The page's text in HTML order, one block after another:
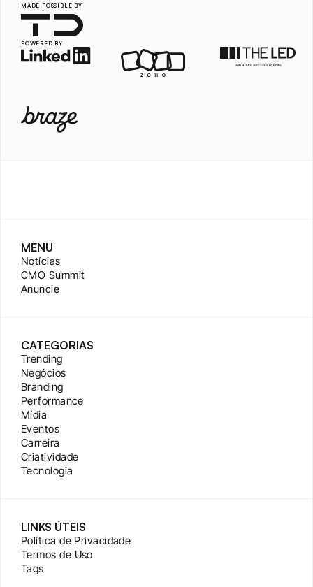
MADE POSSIBLE BY
POWERED BY
MENU
Notícias
CMO Summit
Anuncie
CATEGORIAS
Trending
Negócios
Branding
Performance
Mídia
Eventos
Carreira
Criatividade
Tecnologia
LINKS ÚTEIS
Política de Privacidade
Termos de Uso
Tags